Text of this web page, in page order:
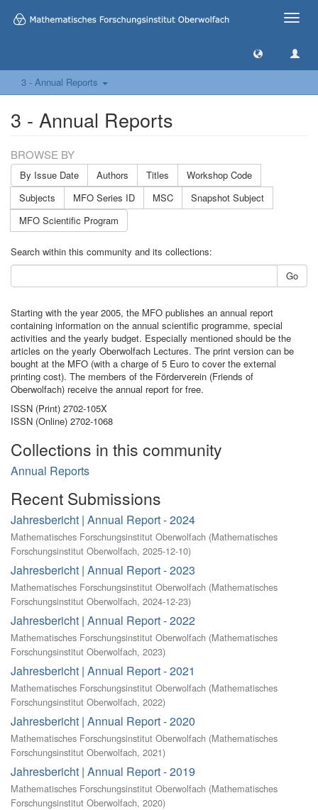
Toggle
3 - Annual Reports
3 - Annual Reports
BROWSE BY
By Issue Date Authors Titles
Workshop Code
Subjects
MFO Series ID MSC
Snapshot Subject
MFO Scientific Program
Search within this community and its collections:
Go
Starting with the year 2005, the MFO publishes an annual report
containing information on the annual scientific programme, special
activities and the yearly budget. Especially mentioned should be the
articles on the yearly Oberwolfach Lectures. The print version can be
bought at the MFO (with a charge of 5 Euro to cover the external
printing cost). The members of the Förderverein (Friends of
Oberwolfach) receive the annual report for free.
ISSN (Print) 2702-105X
ISSN (Online) 2702-1068
Collections in this community
Annual Reports
Recent Submissions
Jahresbericht | Annual Report - 2024
Mathematisches Forschungsinstitut Oberwolfach (Mathematisches
Forschungsinstitut Oberwolfach, 2025-12-10)
Jahresbericht | Annual Report - 2023
Mathematisches Forschungsinstitut Oberwolfach (Mathematisches
Forschungsinstitut Oberwolfach, 2024-12-23)
Jahresbericht | Annual Report - 2022
Mathematisches Forschungsinstitut Oberwolfach (Mathematisches
Forschungsinstitut Oberwolfach, 2023)
Jahresbericht | Annual Report - 2021
Mathematisches Forschungsinstitut Oberwolfach (Mathematisches
Forschungsinstitut Oberwolfach, 2022)
Jahresbericht | Annual Report - 2020
Mathematisches Forschungsinstitut Oberwolfach (Mathematisches
Forschungsinstitut Oberwolfach, 2021)
Jahresbericht | Annual Report - 2019
Mathematisches Forschungsinstitut Oberwolfach (Mathematisches
Forschungsinstitut Oberwolfach, 2020)